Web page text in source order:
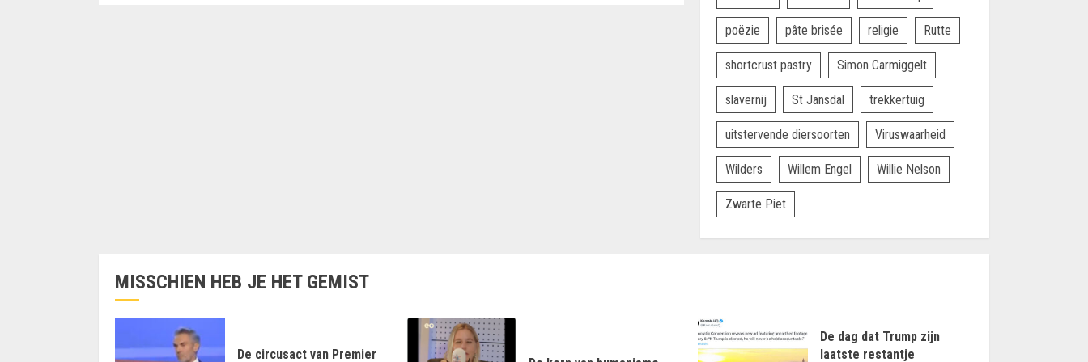
poëzie pâte brisée religie Rutte
shortcrust pastry Simon Carmiggelt
slavernij St Jansdal trekkertuig
uitstervende diersoorten Viruswaarheid
Wilders Willem Engel Willie Nelson
Zwarte Piet
MISSCHIEN HEB JE HET GEMIST
De circusact van Premier
De dag dat Trump zijn
laatste restantje